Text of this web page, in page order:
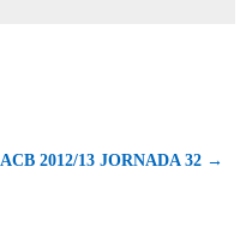
ACB 2012/13 JORNADA 32 →